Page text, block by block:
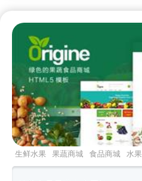
生鲜水果 果蔬商城 食品商城 水
板